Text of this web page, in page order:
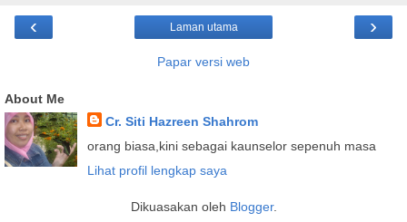
‹ ›
Laman utama
Papar versi web
About Me
Cr. Siti Hazreen Shahrom
orang biasa,kini sebagai kaunselor sepenuh masa
Lihat profil lengkap saya
Dikuasakan oleh Blogger.